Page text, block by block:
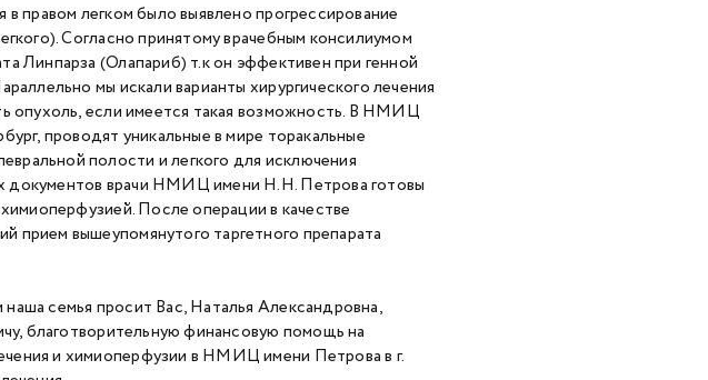
правом легком было выявлено прогрессирование
Согласно принятому врачебным консилиумом
Линпарза (Олапариб) т.к он эффективен при генной
мы искали варианты хирургического лечения
опухоль, если имеется такая возможность. В НМИЦ
проводят уникальные в мире торакальные
полости и легкого для исключения
документов врачи НМИЦ имени Н.Н. Петрова готовы
После операции в качестве
прием вышеупомянутого таргетного препарата
семья просит Вас, Наталья Александровна,
благотворительную финансовую помощь на
и химиоперфузии в НМИЦ имени Петрова в г.